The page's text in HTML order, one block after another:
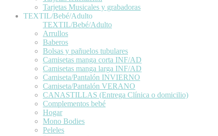
Tarjetas Musicales y grabadoras
TEXTIL/Bebé/Adulto
TEXTIL/Bebé/Adulto
Arrullos
Baberos
Bolsas y pañuelos tubulares
Camisetas manga corta INF/AD
Camisetas manga larga INF/AD
Camiseta/Pantalón INVIERNO
Camiseta/Pantalón VERANO
CANASTILLAS (Entrega Clínica o domicilio)
Complementos bebé
Hogar
Mono Bodies
Peleles